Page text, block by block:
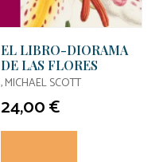
EL LIBRO-DIORAMA
DE LAS FLORES
, MICHAEL SCOTT
24,00 €